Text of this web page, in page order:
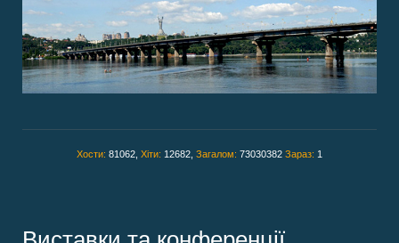
Хости: 81062, Хіти: 12682, Загалом: 73030382 Зараз: 1